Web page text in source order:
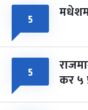
५
५ कर ५